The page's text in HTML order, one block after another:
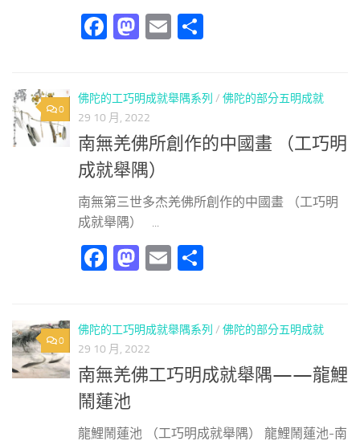
Facebook
Mastodon
Email
0
佛陀的工巧明成就舉隅系列 / 佛陀的部分五明成就
29 10 月, 2022
南無羌佛所創作的中國畫 （工巧明
成就舉隅）
南無第三世多杰羌佛所創作的中國畫 （工巧明
成就舉隅） ...
Facebook
Mastodon
Email
0
佛陀的工巧明成就舉隅系列 / 佛陀的部分五明成就
29 10 月, 2022
南無羌佛工巧明成就舉隅——龍鯉
鬧蓮池
龍鯉鬧蓮池 （工巧明成就舉隅） 龍鯉鬧蓮池-南